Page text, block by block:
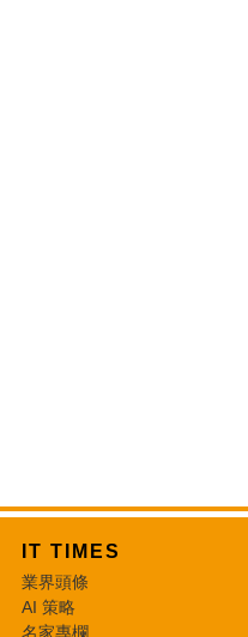
IT TIMES
業界頭條
AI 策略
名家專欄